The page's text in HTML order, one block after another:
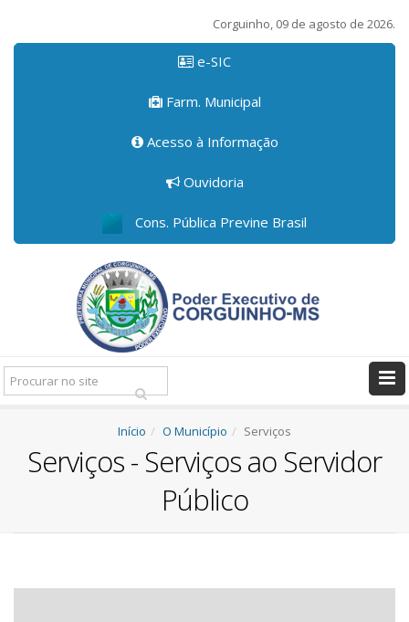
Corguinho, 09 de agosto de 2026.
e-SIC
Farm. Municipal
Acesso à Informação
Ouvidoria
Cons. Pública Previne Brasil
Pesquisar:
Início O Município Serviços
Serviços - Serviços ao Servidor
Público